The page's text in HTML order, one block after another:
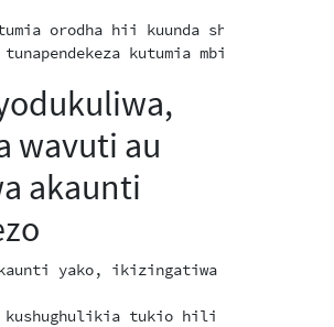
orodha hii kuunda sheria za
wavuti au
akaunti
yako, ikizingatiwa kuwa
kushughulikia tukio hili kama